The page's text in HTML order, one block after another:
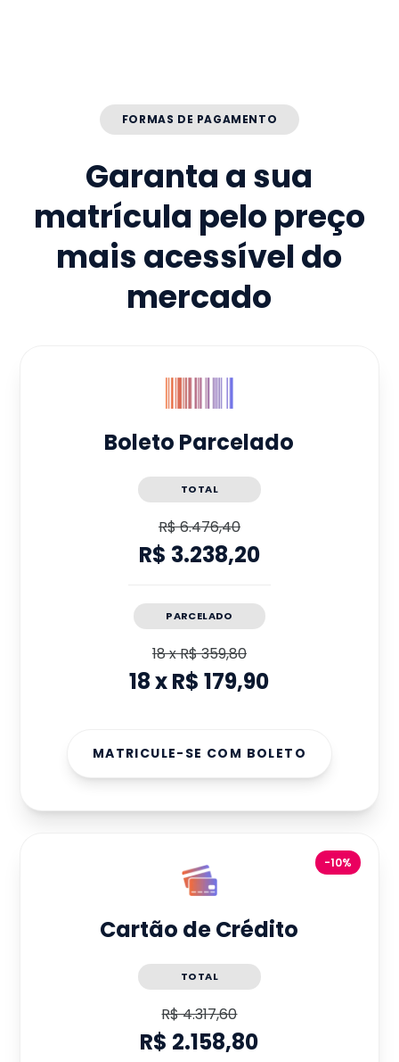
FORMAS DE PAGAMENTO
Garanta a sua
matrícula pelo preço
mais acessível do
mercado
Boleto Parcelado
TOTAL
R$ 6.476,40
R$ 3.238,20
PARCELADO
18xR$ 359,80
18xR$ 179,90
MATRICULE-SE COM BOLETO
-10%
Cartão de Crédito
TOTAL
R$ 4.317,60
R$ 2.158,80